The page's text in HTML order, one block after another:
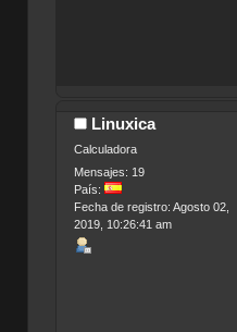
Linuxica
Calculadora
Mensajes: 19
País:
Fecha de registro: Agosto 02,
2019, 10:26:41 am